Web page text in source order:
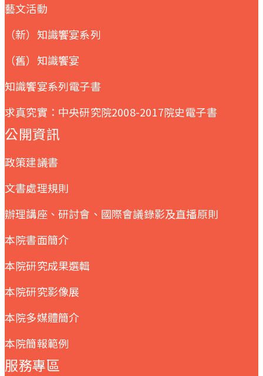
藝文活動
（新）知識饗宴系列
（舊）知識饗宴
知識饗宴系列電子書
求真究實：中央研究院2008-2017院史電子書
公開資訊
政策建議書
文書處理規則
辦理講座、研討會、國際會議錄影及直播原則
本院書面簡介
本院研究成果選輯
本院研究影像展
本院多媒體簡介
本院簡報範例
服務專區